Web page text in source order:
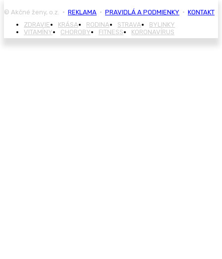
© Akčné ženy, o.z. • REKLAMA • PRAVIDLÁ A PODMIENKY • KONTAKT
ZDRAVIE
KRÁSA RODINA STRAVA
BYLINKY
VITAMÍNY
CHOROBY FITNESS KORONAVÍRUS